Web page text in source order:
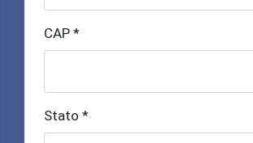
CAP *
Stato *